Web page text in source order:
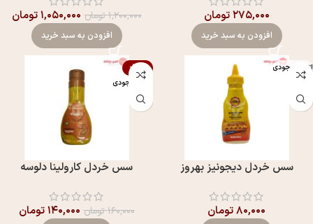
۲۷۵,۰۰۰تومان
افزودن به سبد خرید
۱,۲۰۰,۰۰۰تومان ۱,۰۵۰,۰۰۰تومان
افزودن به سبد خرید
اتمام موجودی
سس خردل دیجونیز بهروز
۸۰,۰۰۰تومان
-13%
اتمام موجودی
سس خردل کارولینا دلوسه
۱۶۰,۰۰۰تومان ۱۴۰,۰۰۰تومان